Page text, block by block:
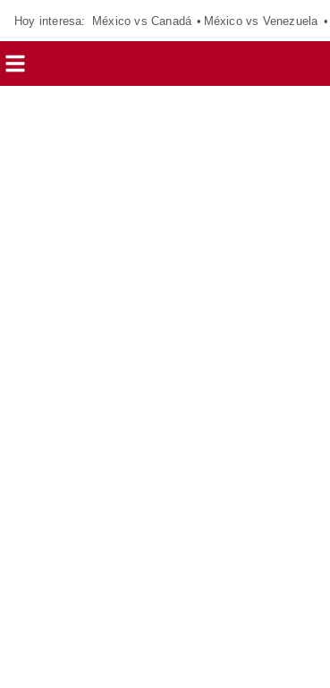
Hoy interesa: México vs Canadá México vs Venezuela